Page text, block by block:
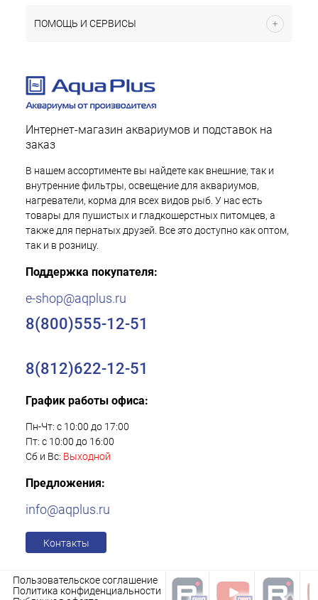
ПОМОЩЬ И СЕРВИСЫ
Интернет-магазин аквариумов и подставок на
заказ
В нашем ассортименте вы найдете как внешние, так и
внутренние фильтры, освещение для аквариумов,
нагреватели, корма для всех видов рыб. У нас есть
товары для пушистых и гладкошерстных питомцев, а
также для пернатых друзей. Все это доступно как оптом,
так и в розницу.
Поддержка покупателя:
e-shop@aqplus.ru
8(800)555-12-51
8(812)622-12-51
График работы офиса:
Пн-Чт: с 10:00 до 17:00
Пт: с 10:00 до 16:00
Сб и Вс: Выходной
Предложения:
info@aqplus.ru
Контакты
Пользовательское соглашение
Политика конфиденциальности